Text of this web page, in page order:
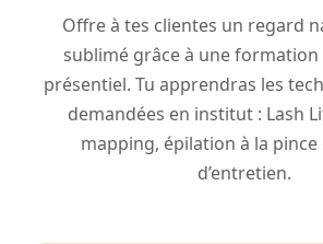
Offre à tes clientes un regard
sublimé grâce à une
présentiel. Tu apprendras les
demandées en institut : Lash
mapping, épilation à la pince
d’entretien.